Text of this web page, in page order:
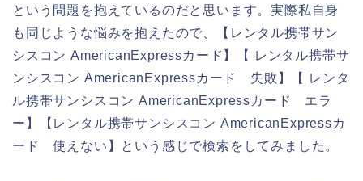
という問題を抱えているのだと思います。実際私自身
も同じような悩みを抱えたので、【レンタル携帯サン
シスコン AmericanExpressカード】【 レンタル携帯サ
ンシスコン AmericanExpressカード 失敗】【 レンタ
ル携帯サンシスコン AmericanExpressカード エラ
ー】【レンタル携帯サンシスコン AmericanExpressカ
ード 使えない】という感じで検索をしてみました。